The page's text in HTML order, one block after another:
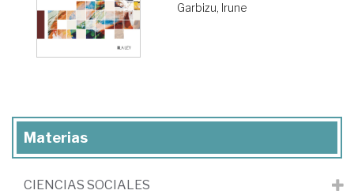
Garbizu, Irune
Materias
CIENCIAS SOCIALES